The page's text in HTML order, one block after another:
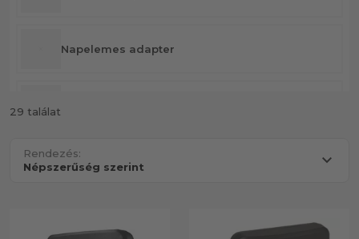
Napelemes adapter
29 találat
Rendezés: